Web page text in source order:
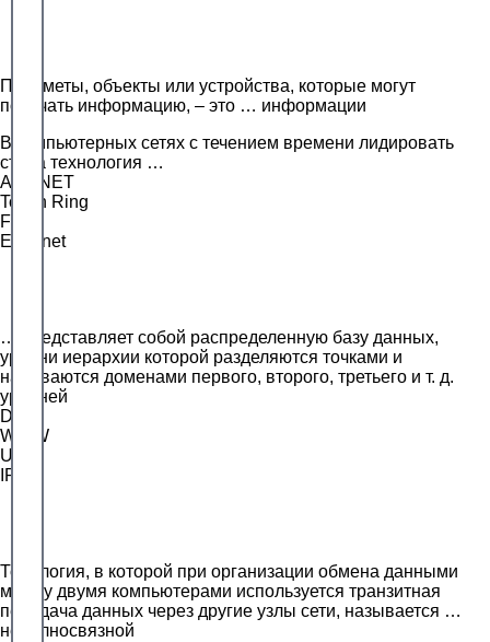
Предметы, объекты или устройства, которые могут
получать информацию, – это … информации
В компьютерных сетях с течением времени лидировать
стала технология …
ARCNET
Token Ring
FDDI
Ethernet
… представляет собой распределенную базу данных,
уровни иерархии которой разделяются точками и
называются доменами первого, второго, третьего и т. д.
уровней
DNS
WWW
URI
IRC
Топология, в которой при организации обмена данными
между двумя компьютерами используется транзитная
передача данных через другие узлы сети, называется …
неполносвязной